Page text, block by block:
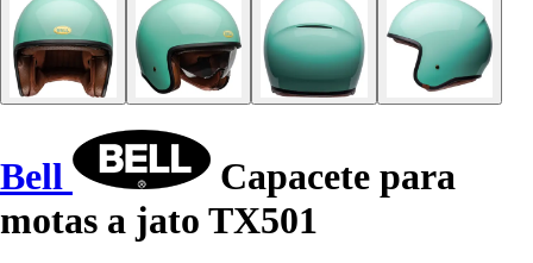
Bell
Capacete para
motas a jato TX501